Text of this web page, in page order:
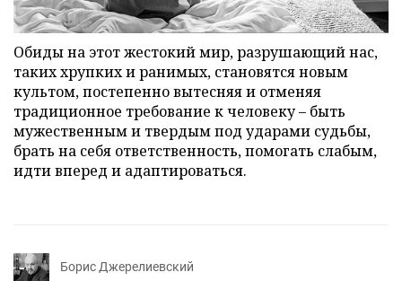
Обиды на этот жестокий мир, разрушающий нас,
таких хрупких и ранимых, становятся новым
культом, постепенно вытесняя и отменяя
традиционное требование к человеку – быть
мужественным и твердым под ударами судьбы,
брать на себя ответственность, помогать слабым,
идти вперед и адаптироваться.
Борис Джерелиевский